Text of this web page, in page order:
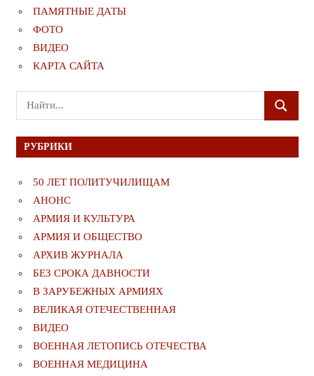
ПАМЯТНЫЕ ДАТЫ
ФОТО
ВИДЕО
КАРТА САЙТА
Поиск
для:
ПОИСК
РУБРИКИ
50 ЛЕТ ПОЛИТУЧИЛИЩАМ
АНОНС
АРМИЯ И КУЛЬТУРА
АРМИЯ И ОБЩЕСТВО
АРХИВ ЖУРНАЛА
БЕЗ СРОКА ДАВНОСТИ
В ЗАРУБЕЖНЫХ АРМИЯХ
ВЕЛИКАЯ ОТЕЧЕСТВЕННАЯ
ВИДЕО
ВОЕННАЯ ЛЕТОПИСЬ ОТЕЧЕСТВА
ВОЕННАЯ МЕДИЦИНА